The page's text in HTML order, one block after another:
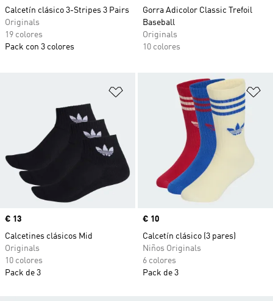
Calcetín clásico 3-Stripes 3 Pairs
Originals
19 colores
Pack con 3 colores
Gorra Adicolor Classic Trefoil
Baseball
Originals
10 colores
Añadir a la lista de deseos
Precio
€ 13
Calcetines clásicos Mid
Originals
10 colores
Pack de 3
Precio
€ 10
Calcetín clásico (3 pares)
Niños Originals
6 colores
Pack de 3